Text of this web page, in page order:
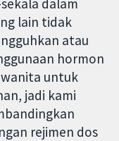
lain tidak
atau
hormon
untuk
jadi kami
rejimen dos